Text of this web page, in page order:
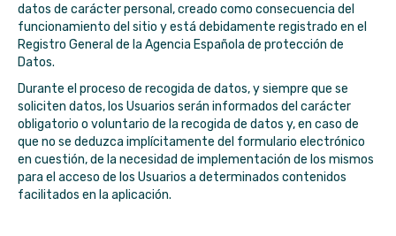
datos de carácter personal, creado como consecuencia del
funcionamiento del sitio y está debidamente registrado en el
Registro General de la Agencia Española de protección de
Datos.
Durante el proceso de recogida de datos, y siempre que se
soliciten datos, los Usuarios serán informados del carácter
obligatorio o voluntario de la recogida de datos y, en caso de
que no se deduzca implícitamente del formulario electrónico
en cuestión, de la necesidad de implementación de los mismos
para el acceso de los Usuarios a determinados contenidos
facilitados en la aplicación.